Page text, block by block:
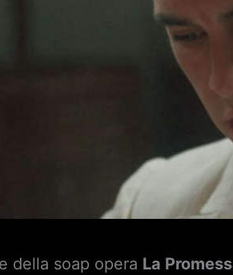
della soap opera La